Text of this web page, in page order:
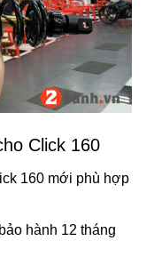
Click 160
160 mới phù hợp
hành 12 tháng